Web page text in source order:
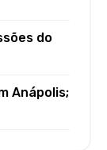
do
Anápolis;